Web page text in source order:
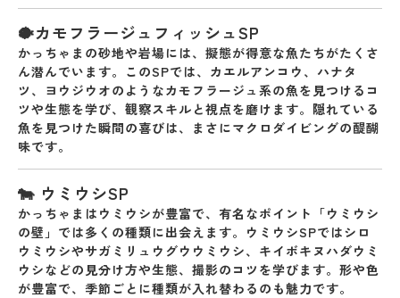
🐡カモフラージュフィッシュSP
かっちゃまの砂地や岩場には、 擬態が得意な魚たち がたくさ
ん潜んでいます。このSPでは、 カエルアンコウ、ハナタ
ツ、ヨウジウオのようなカモフラージュ系の魚を見つけるコ
ツや生態を学び、観察スキルと視点を磨けます。隠れている
魚を見つけた瞬間の喜びは、まさにマクロダイビングの醍醐
味です。
🐄 ウミウシSP
かっちゃまはウミウシが豊富で、有名なポイント「ウミウシ
の壁」では多くの種類に出会えます。ウミウシSPではシロ
ウミウシやサガミリュウグウウミウシ、キイボキヌハダウミ
ウシなどの見分け方や生態、撮影のコツを学びます。形や色
が豊富で、季節ごとに種類が入れ替わるのも魅力です。